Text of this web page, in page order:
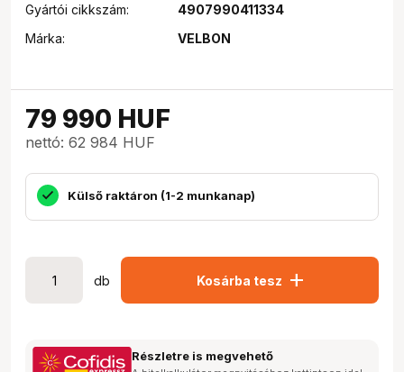
Gyártói cikkszám:
4907990411334
Márka:
VELBON
79 990 HUF
nettó: 62 984 HUF
Külső raktáron (1-2 munkanap)
db Kosárba tesz add
Részletre is megvehető